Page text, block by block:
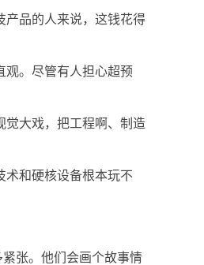
产品的人来说，这钱花得
观。尽管有人担心超预
觉大戏，把工程啊、制造
术和硬核设备根本玩不
张。他们会画个故事情